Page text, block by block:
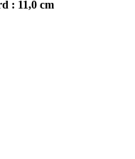
: 11,0 cm